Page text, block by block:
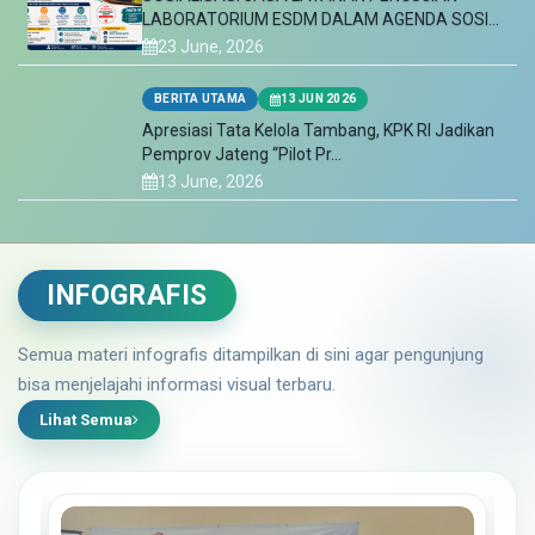
13 June, 2026
Dinas ESDM Jateng Siapkan Strategi Mitigasi
Krisis Energi Menghadapi D...
20 May, 2026
Hari Bumi, Taj Yasin Minta Percepatan Transisi
14 May, 2026
Dinas ESDM Provinsi Jawa Tengah Dampingi
Praktikum Pumping Test Mahasi...
11 October, 2025
INFOGRAFIS
Semua materi infografis ditampilkan di sini agar pengunjung
bisa menjelajahi informasi visual terbaru.
Lihat Semua